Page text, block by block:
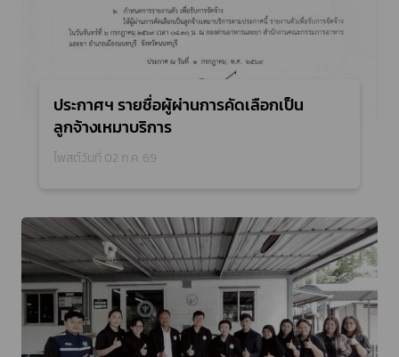
ประกาศฯ รายชื่อผู้ผ่านการคัดเลือกเป็น
ลูกจ้างเหมาบริการ
โพสต์วันที่ 02 ก.ค. 69